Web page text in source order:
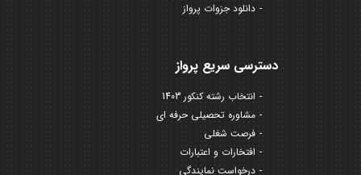
دانلود جزوات پرواز
دسترسی سریع پرواز
انتخاب رشته کنکور 1403
مشاوره تحصیلی حرفه ای
فرصت شغلی
افتخارات و اعتبارات
درخواست نمایندگی